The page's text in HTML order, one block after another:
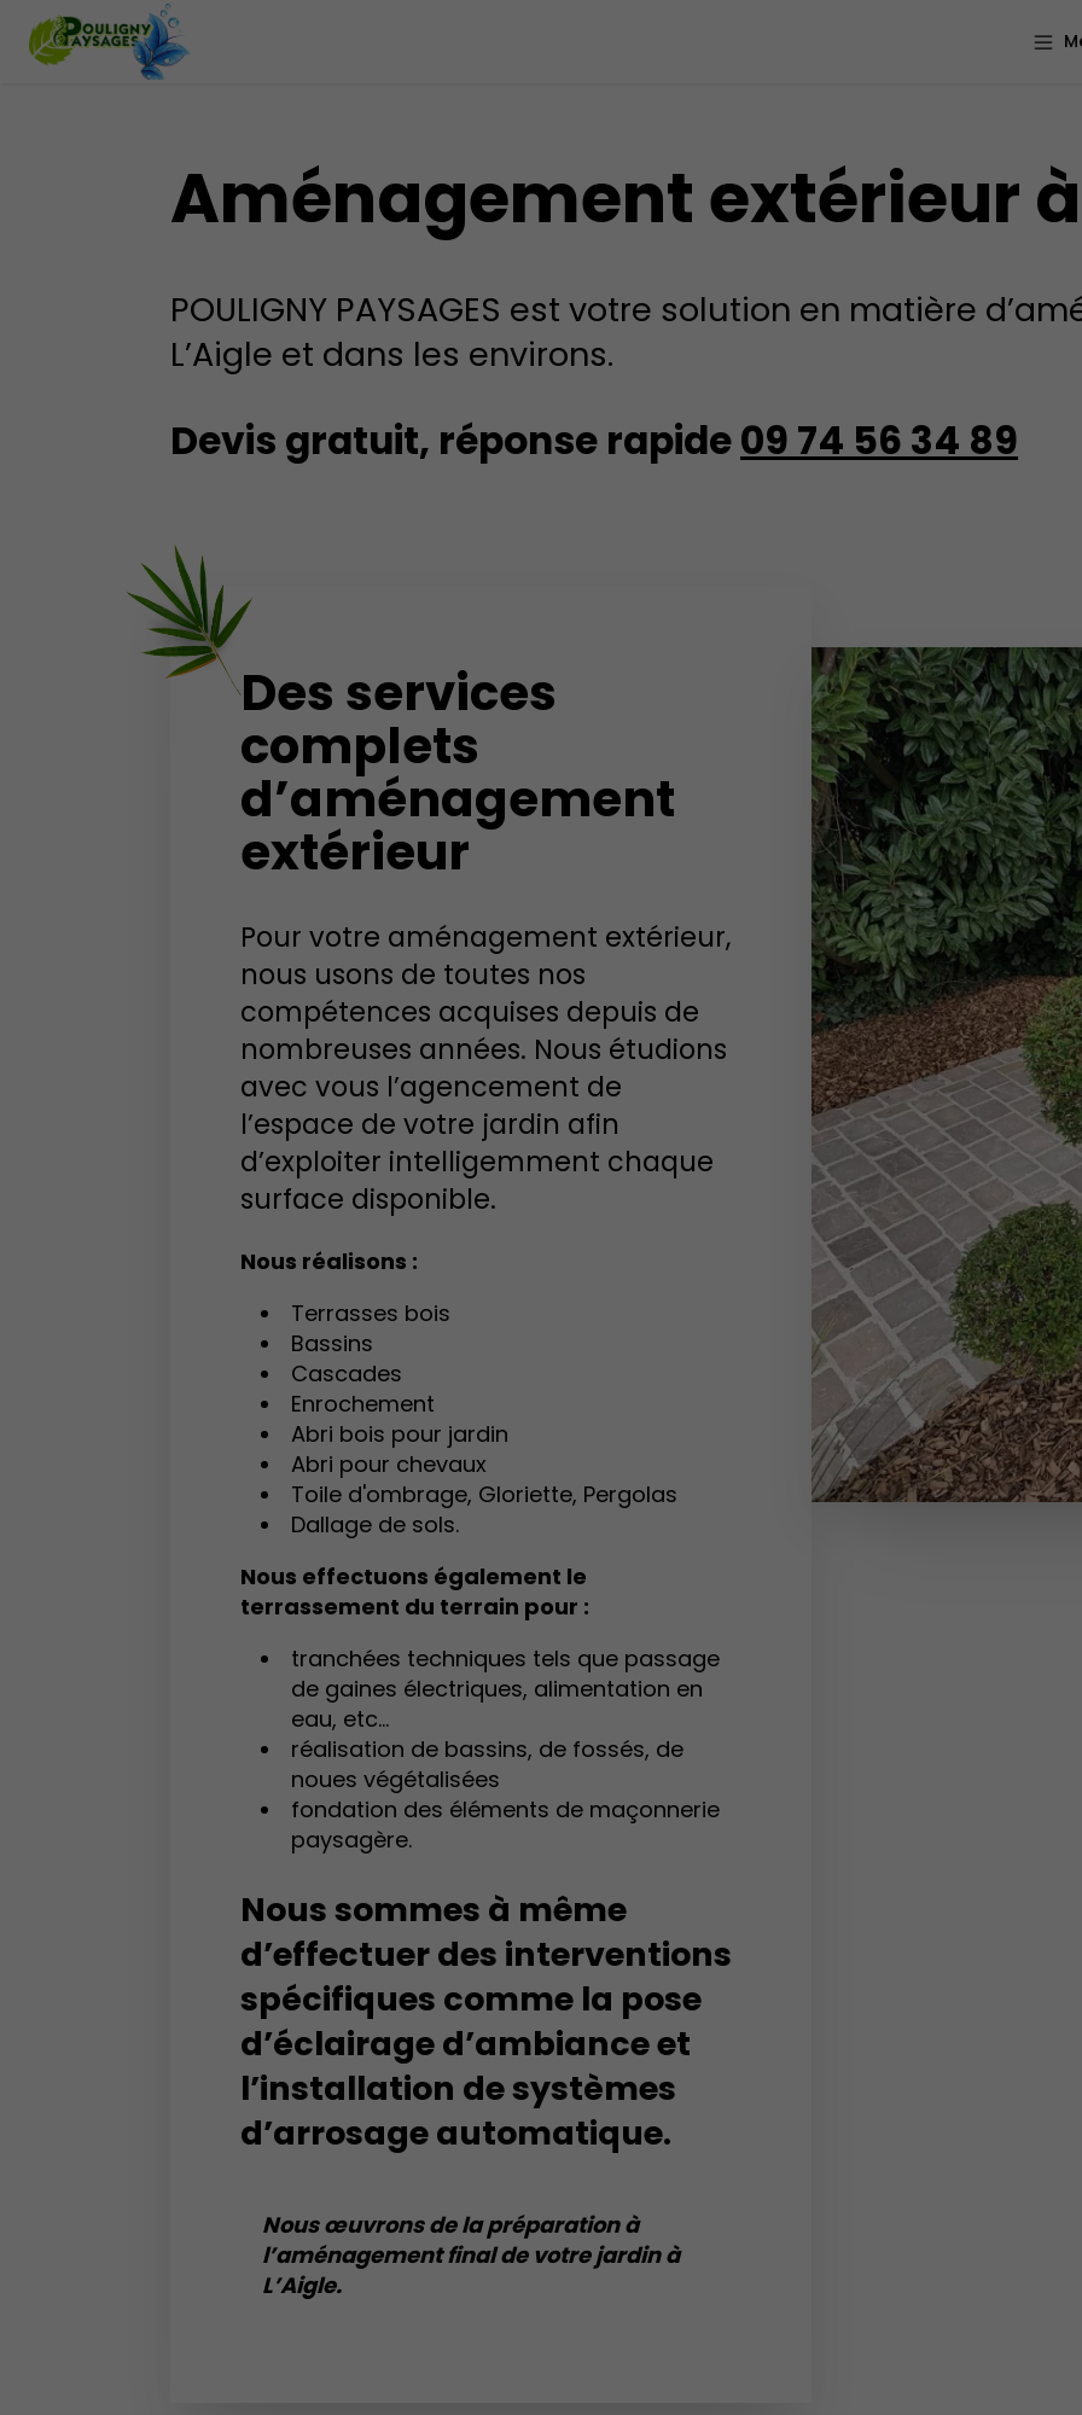
Aménagement extérieur
POULIGNY PAYSAGES est votre solution en matière
L’Aigle et dans les environs.
Devis gratuit, réponse rapide09 74 56 34 89
Des services
complets
d’aménagement
extérieur
Pour votre aménagement extérieur,
nous usons de toutes nos
compétences acquises depuis de
nombreuses années. Nous étudions
avec vous l’agencement de
l’espace de votre jardin afin
d’exploiter intelligemment chaque
surface disponible.
Nous réalisons :
Terrasses bois
Bassins
Cascades
Enrochement
Abri bois pour jardin
Abri pour chevaux
Toile d'ombrage, Gloriette, Pergolas
Dallage de sols.
Nous effectuons également le
terrassement du terrain pour :
tranchées techniques tels que passage
de gaines électriques, alimentation en
eau, etc...
réalisation de bassins, de fossés, de
noues végétalisées
fondation des éléments de maçonnerie
paysagère.
Nous sommes à même
d’effectuer des interventions
spécifiques comme la pose
d’éclairage d’ambiance et
l’installation de systèmes
d’arrosage automatique.
Nous œuvrons de la préparation à
l’aménagement final de votre jardin à
L’Aigle.